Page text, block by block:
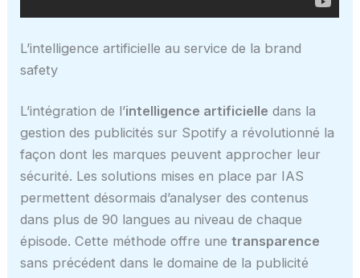
L’intelligence artificielle au service de la brand
safety
L’intégration de l’intelligence artificielle dans la
gestion des publicités sur Spotify a révolutionné la
façon dont les marques peuvent approcher leur
sécurité. Les solutions mises en place par IAS
permettent désormais d’analyser des contenus
dans plus de 90 langues au niveau de chaque
épisode. Cette méthode offre unetransparence
sans précédent dans le domaine de la publicité